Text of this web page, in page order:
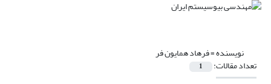
نویسنده =فرهاد همایون فر
تعداد مقالات: 1